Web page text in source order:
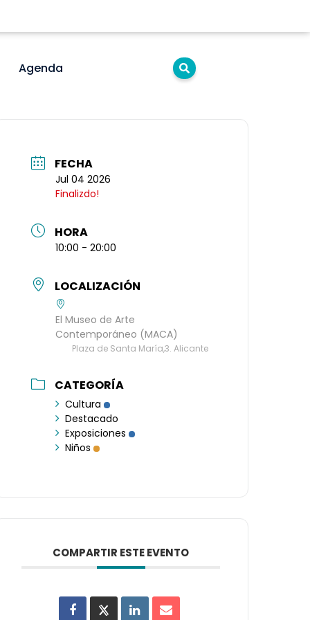
Agenda
FECHA
Jul 04 2026
Finalizdo!
HORA
10:00 - 20:00
LOCALIZACIÓN
El Museo de Arte
Contemporáneo (MACA)
Plaza de Santa María,3. Alicante
CATEGORÍA
Cultura
Destacado
Exposiciones
Niños
COMPARTIR ESTE EVENTO